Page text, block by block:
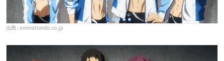
animationdo.co.jp